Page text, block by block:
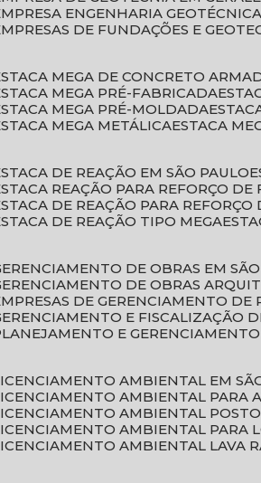
EMPRESA ENGENHARIA GEOTÉCNICA
EMPRESAS DE FUNDAÇÕES E
ESTACA MEGA DE CONCRETO
ESTACA MEGA PRÉ-FABRICADA
ESTACA MEGA PRÉ-MOLDADA
ESTACA MEGA METÁLICA ESTACA
ESTACA DE REAÇÃO EM SÃO PAULO
ESTACA REAÇÃO PARA REFORÇO
ESTACA DE REAÇÃO PARA
ESTACA DE REAÇÃO TIPO MEGA
GERENCIAMENTO DE OBRAS EM
GERENCIAMENTO DE OBRAS
EMPRESAS DE GERENCIAMENTO DE
GERENCIAMENTO E FISCALIZAÇÃO
PLANEJAMENTO E
LICENCIAMENTO AMBIENTAL EM
LICENCIAMENTO AMBIENTAL PARA
LICENCIAMENTO AMBIENTAL
LICENCIAMENTO AMBIENTAL PARA
LICENCIAMENTO AMBIENTAL LAVA